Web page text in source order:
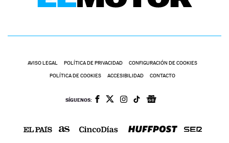
AVISO LEGAL POLÍTICA DE PRIVACIDAD CONFIGURACIÓN DE COOKIES
POLÍTICA DE COOKIES ACCESIBILIDAD CONTACTO
SÍGUENOS: